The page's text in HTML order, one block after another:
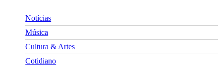
Notícias
Música
Cultura & Artes
Cotidiano